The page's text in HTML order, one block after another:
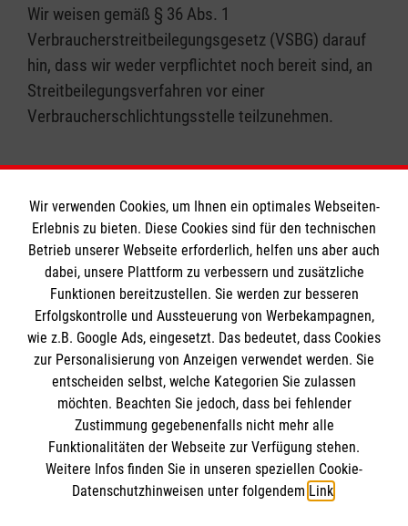
Wir weisen gemäß § 36 Abs. 1
Verbraucherstreitbeilegungsgesetz (VSBG) darauf
hin, dass wir weder verpflichtet noch bereit sind, an
Streitbeilegungsverfahren vor einer
Verbraucherschlichtungsstelle teilzunehmen.
Informationen
Impressum
Datenschutz
Barrierefreiheit
Kontakt
Die Malteser
Malteser in Deutschland
Malteserorden
Sharepoint
Spendenkonto
Wir verwenden Cookies, um Ihnen ein optimales Webseiten-
Erlebnis zu bieten. Diese Cookies sind für den technischen
Betrieb unserer Webseite erforderlich, helfen uns aber auch
dabei, unsere Plattform zu verbessern und zusätzliche
Funktionen bereitzustellen. Sie werden zur besseren
Erfolgskontrolle und Aussteuerung von Werbekampagnen,
wie z.B. Google Ads, eingesetzt. Das bedeutet, dass Cookies
zur Personalisierung von Anzeigen verwendet werden. Sie
entscheiden selbst, welche Kategorien Sie zulassen
möchten. Beachten Sie jedoch, dass bei fehlender
Zustimmung gegebenenfalls nicht mehr alle
Funktionalitäten der Webseite zur Verfügung stehen.
Weitere Infos finden Sie in unseren speziellen Cookie-
Datenschutzhinweisen unter folgendem Link.